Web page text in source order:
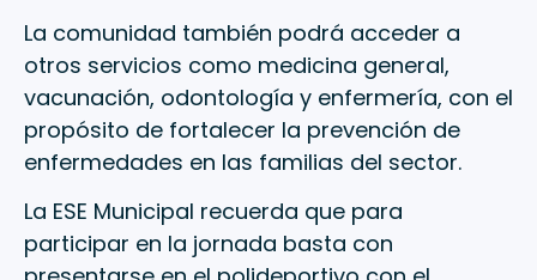
La comunidad también podrá acceder a
otros servicios como medicina general,
vacunación, odontología y enfermería, con el
propósito de fortalecer la prevención de
enfermedades en las familias del sector.
La ESE Municipal recuerda que para
participar en la jornada basta con